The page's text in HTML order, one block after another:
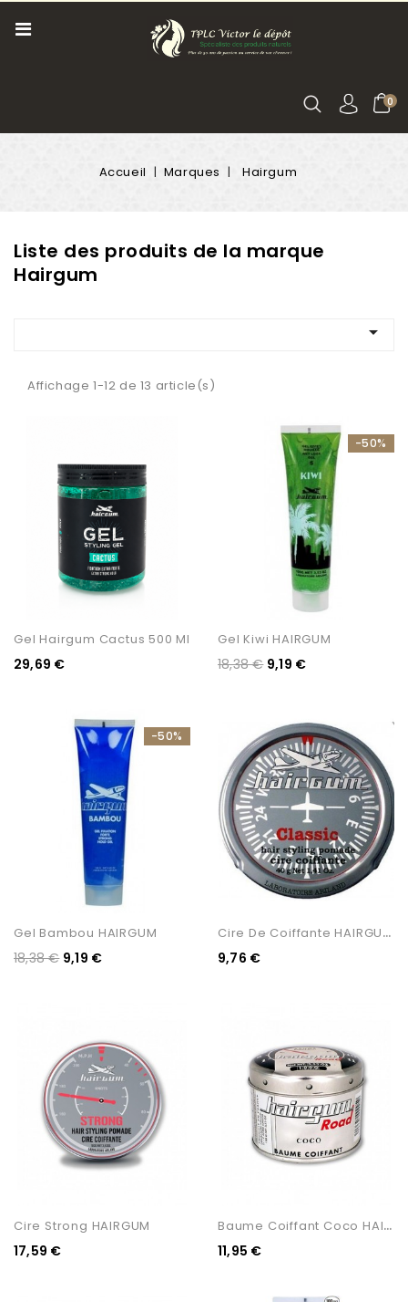
0
Accueil Marques Hairgum
Liste des produits de la marque
Hairgum

Affichage 1-12 de 13 article(s)
Gel Hairgum Cactus 500 Ml
29,69 €
Gel Kiwi HAIRGUM
18,38 €
-50%
9,19 €
Gel Bambou HAIRGUM
18,38 €
-50%
9,19 €
C
Ire De Coiffante HAIRGUM...
9,76 €
Cire Strong HAIRGUM
17,59 €
B
Aume Coiffant Coco HAIRGUM
11,95 €